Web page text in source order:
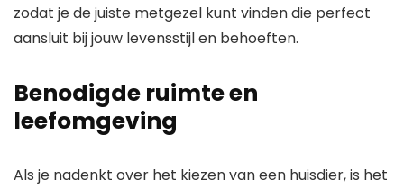
zodat je de juiste metgezel kunt vinden die perfect
aansluit bij jouw levensstijl en behoeften.
Benodigde ruimte en
leefomgeving
Als je nadenkt over het kiezen van een huisdier, is het